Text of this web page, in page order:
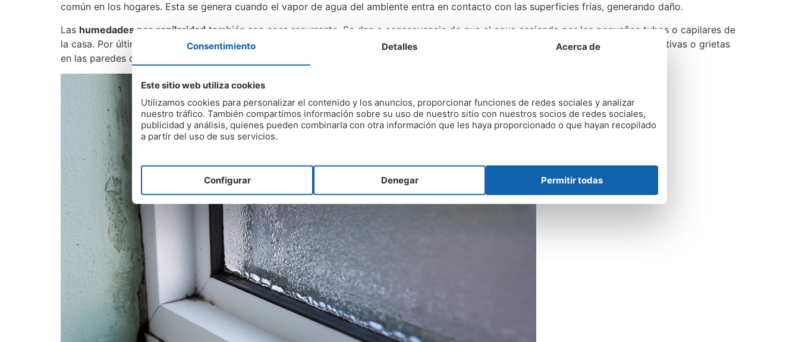
común en los hogares. Esta se genera cuando el vapor de agua del ambiente entra en contacto con las superficies frías, generando daño.
Las humedades por capilaridad también son cosa recurrente. Se dan a consecuencia de que el agua ascienda por los pequeños tubos o capilares de
la casa. Por último, las filtraciones suelen generarse por averías en los desagües, cañerías o tuberías, por daños en las juntas constructivas o grietas
en las paredes o techos.
Consentimiento Detalles Acerca de
Este sitio web utiliza cookies
Utilizamos cookies para personalizar el contenido y los anuncios, proporcionar funciones de redes sociales y analizar
nuestro tráfico. También compartimos información sobre su uso de nuestro sitio con nuestros socios de redes sociales,
publicidad y análisis, quienes pueden combinarla con otra información que les haya proporcionado o que hayan recopilado
a partir del uso de sus servicios.
Configurar Denegar Permitir todas